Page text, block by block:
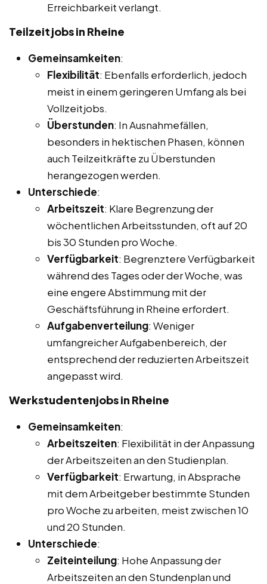
Erreichbarkeit verlangt.
Teilzeitjobs in Rheine
Gemeinsamkeiten:
Flexibilität: Ebenfalls erforderlich, jedoch
meist in einem geringeren Umfang als bei
Vollzeitjobs.
Überstunden: In Ausnahmefällen,
besonders in hektischen Phasen, können
auch Teilzeitkräfte zu Überstunden
herangezogen werden.
Unterschiede:
Arbeitszeit: Klare Begrenzung der
wöchentlichen Arbeitsstunden, oft auf 20
bis 30 Stunden pro Woche.
Verfügbarkeit: Begrenztere Verfügbarkeit
während des Tages oder der Woche, was
eine engere Abstimmung mit der
Geschäftsführung in Rheine erfordert.
Aufgabenverteilung: Weniger
umfangreicher Aufgabenbereich, der
entsprechend der reduzierten Arbeitszeit
angepasst wird.
Werkstudentenjobs in Rheine
Gemeinsamkeiten:
Arbeitszeiten: Flexibilität in der Anpassung
der Arbeitszeiten an den Studienplan.
Verfügbarkeit: Erwartung, in Absprache
mit dem Arbeitgeber bestimmte Stunden
pro Woche zu arbeiten, meist zwischen 10
und 20 Stunden.
Unterschiede:
Zeiteinteilung: Hohe Anpassung der
Arbeitszeiten an den Stundenplan und